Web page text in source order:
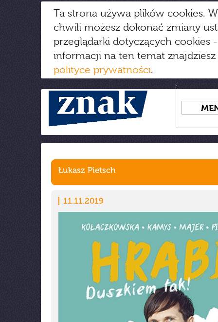
Ta strona używa plików cookies.
chwili możesz dokonać zmiany
przeglądarki dotyczących cookies
informacji na ten temat
polityce prywatności.
Łukasz Pietsch
11.11.2019